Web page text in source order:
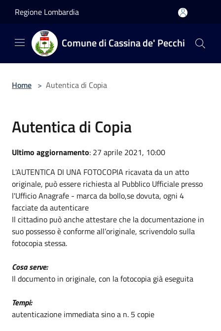
Regione Lombardia
Comune di Cassina de' Pecchi
Home > Autentica di Copia
Autentica di Copia
Ultimo aggiornamento: 27 aprile 2021, 10:00
L'AUTENTICA DI UNA FOTOCOPIA ricavata da un atto
originale, può essere richiesta al Pubblico Ufficiale presso
l'Ufficio Anagrafe - marca da bollo,se dovuta, ogni 4
facciate da autenticare
Il cittadino può anche attestare che la documentazione in
suo possesso è conforme all’originale, scrivendolo sulla
fotocopia stessa.
Cosa serve:
Il documento in originale, con la fotocopia già eseguita
Tempi:
autenticazione immediata sino a n. 5 copie